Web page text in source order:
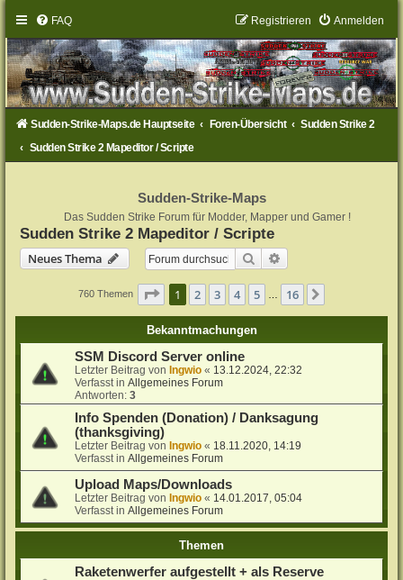
FAQ Anmelden
Registrieren
Sudden-Strike-Maps.de Hauptseite Foren-Übersicht
Sudden Strike 2
Sudden Strike 2 Mapeditor / Scripte
Sudden-Strike-Maps
Das Sudden Strike Forum für Modder, Mapper und Gamer !
Sudden Strike 2 Mapeditor / Scripte
Neues Thema
Suche
760 Themen Seite 1von 16
1 2 3 4 5 16
Bekanntmachungen
SSM Discord Server online
Letzter Beitrag von Ingwio « 13.12.2024, 22:32
Verfasst inAllgemeines Forum
Antworten:3
Info Spenden (Donation) / Danksagung
(thanksgiving)
Letzter Beitrag von Ingwio « 18.11.2020, 14:19
Verfasst inAllgemeines Forum
Upload Maps/Downloads
Letzter Beitrag von Ingwio « 14.01.2017, 05:04
Verfasst inAllgemeines Forum
Themen
Raketenwerfer aufgestellt + als Reserve